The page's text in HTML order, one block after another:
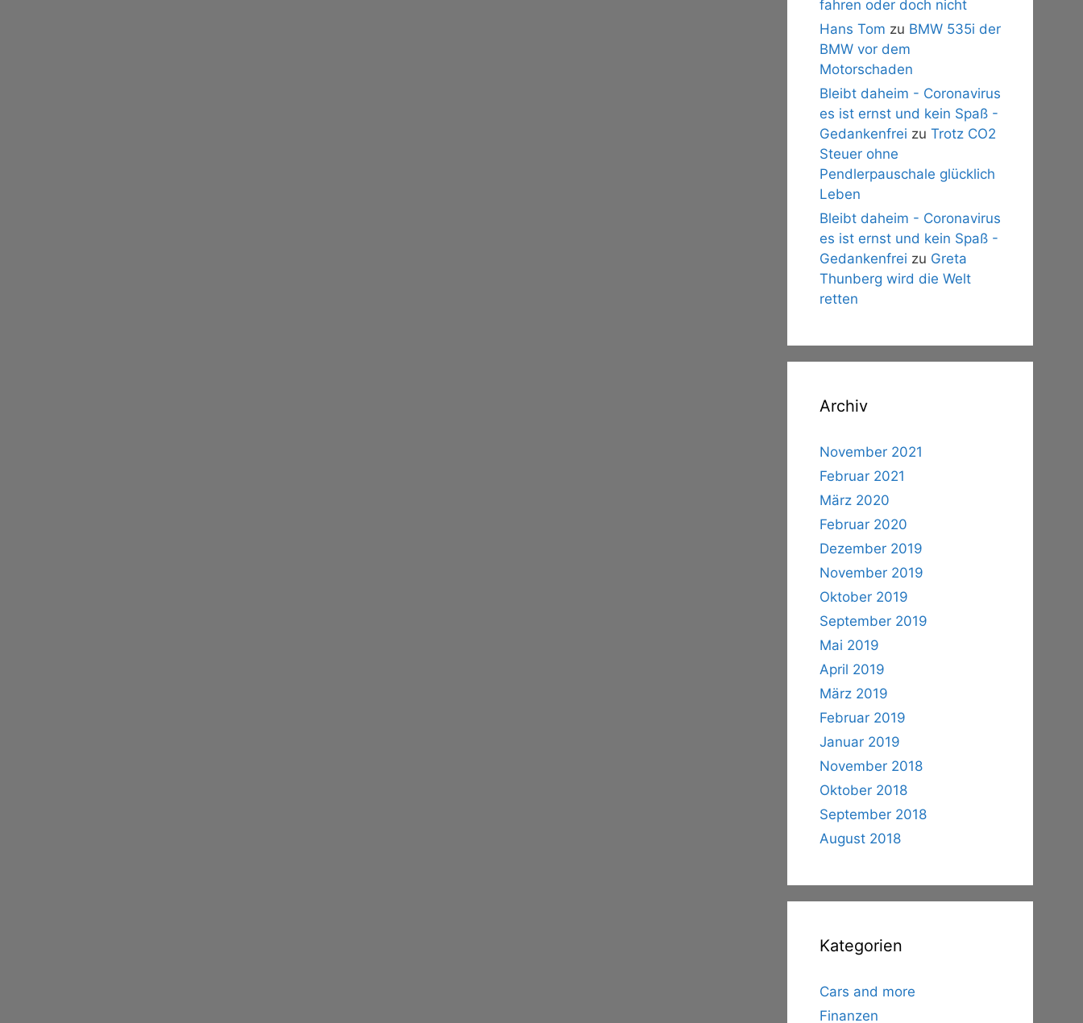
fahren oder doch nicht
Hans Tom zu BMW 535i der
BMW vor dem
Motorschaden
Bleibt daheim - Coronavirus
es ist ernst und kein Spaß -
Gedankenfrei zu Trotz CO2
Steuer ohne
Pendlerpauschale glücklich
Leben
Bleibt daheim - Coronavirus
es ist ernst und kein Spaß -
Gedankenfrei zu Greta
Thunberg wird die Welt
retten
Archiv
November 2021
Februar 2021
März 2020
Februar 2020
Dezember 2019
November 2019
Oktober 2019
September 2019
Mai 2019
April 2019
März 2019
Februar 2019
Januar 2019
November 2018
Oktober 2018
September 2018
August 2018
Kategorien
Cars and more
Finanzen